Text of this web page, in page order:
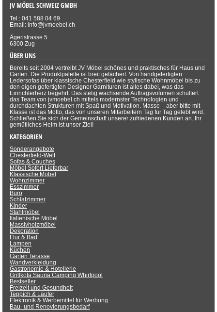
JV MÖBEL SCHWEIZ GMBH
Tel.: 041 588 04 69
Email: info@jvmoebel.ch
Ägeristrasse 5
6300 Zug
ÜBER UNS
Bereits seit 2004 vertreibt JV Möbel schönes und praktisches für Haus und
Garten. Die Produktpalette ist breit gefächert. Von handgefertigten
Ledersofas über klassische Chesterfield wie stylische Wohnmöbel bis zu
den eigen gefertigten Designer Garnituren ist alles dabei, was das
Einrichterherz begehrt. Das stetig wachsende Auftragsvolumen schultert
das Team von jvmoebel.ch mittels modernster Technologien und
durchdachten Strukturen mit Spaß und Motivation. Masse – aber bitte mit
Klasse ist das Motto, das von unseren Mitarbeitern Tag für Tag gelebt wird.
Schließen Sie sich der Gemeinschaft unserer zufriedenen Kunden an. Ihr
gemütliches Heim ist unser Ziel!
KATEGORIEN
Sonderangebote
Chesterfield-Welt
Sofas & Couches
Möbel Sofort Lieferbar
Klassische Möbel
Wohnzimmer
Esszimmer
Büro
Schlafzimmer
Kinder
Stahlmöbel
Italienische Möbel
Massivholzmöbel
Dekoration
Flur & Bad
Lampen
Küchen
Garten Terasse
Wandverkleidung
Gastronomie & Hotellerie
Grillkota Sauna Camping Whirlpool
Bestseller
Freizeit und Gesundheit
Teppich & Läufer
Elektronik & Werbemittel für Werbung
Bau- und Renovierungsbedarf